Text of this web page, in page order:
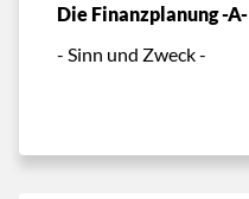
Die Finanzplanung -A-
- Sinn und Zweck -